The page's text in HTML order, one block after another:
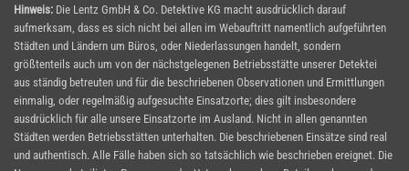
Hinweis: Die Lentz GmbH & Co. Detektive KG macht ausdrücklich darauf
aufmerksam, dass es sich nicht bei allen im Webauftritt namentlich aufgeführten
Städten und Ländern um Büros, oder Niederlassungen handelt, sondern
größtenteils auch um von der nächstgelegenen Betriebsstätte unserer Detektei
aus ständig betreuten und für die beschriebenen Observationen und Ermittlungen
einmalig, oder regelmäßig aufgesuchte Einsatzorte; dies gilt insbesondere
ausdrücklich für alle unsere Einsatzorte im Ausland. Nicht in allen genannten
Städten werden Betriebsstätten unterhalten. Die beschriebenen Einsätze sind real
und authentisch. Alle Fälle haben sich so tatsächlich wie beschrieben ereignet. Die